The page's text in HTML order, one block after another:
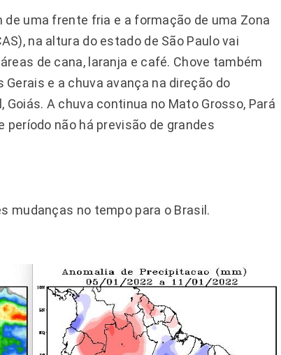
de uma frente fria e a formação de uma Zona
na altura do estado de São Paulo vai
de cana, laranja e café. Chove também
e a chuva avança na direção do
A chuva continua no Mato Grosso, Pará
período não há previsão de grandes
mudanças no tempo para o Brasil.